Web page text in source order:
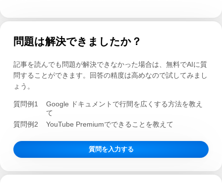
問題は解決できましたか？
記事を読んでも問題が解決できなかった場合は、無料でAIに質
問することができます。回答の精度は高めなので試してみまし
ょう。
質問例1
Google ドキュメントで行間を広くする方法を教え
て
質問例2
YouTube Premiumでできることを教えて
質問を入力する